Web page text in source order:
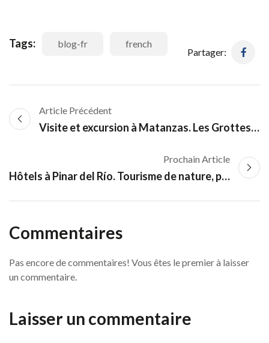
Tags: blog-fr french
Partager:
Article Précédent
Visite et excursion à Matanzas. Les Grottes de Bellamar, le Point de vue de Bacunayagua
Prochain Article
Hôtels à Pinar del Río. Tourisme de nature, plongée à María la Gorda
Commentaires
Pas encore de commentaires! Vous êtes le premier à laisser
un commentaire.
Laisser un commentaire